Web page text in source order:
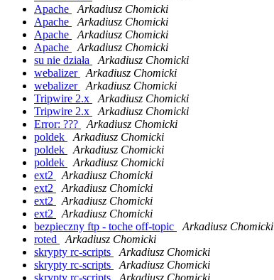
Apache
Arkadiusz Chomicki
Apache
Arkadiusz Chomicki
Apache
Arkadiusz Chomicki
Apache
Arkadiusz Chomicki
su nie działa
Arkadiusz Chomicki
webalizer
Arkadiusz Chomicki
webalizer
Arkadiusz Chomicki
Tripwire 2.x
Arkadiusz Chomicki
Tripwire 2.x
Arkadiusz Chomicki
Error: ???
Arkadiusz Chomicki
poldek
Arkadiusz Chomicki
poldek
Arkadiusz Chomicki
poldek
Arkadiusz Chomicki
ext2
Arkadiusz Chomicki
ext2
Arkadiusz Chomicki
ext2
Arkadiusz Chomicki
ext2
Arkadiusz Chomicki
bezpieczny ftp - toche off-topic
Arkadiusz Chomicki
roted
Arkadiusz Chomicki
skrypty rc-scripts
Arkadiusz Chomicki
skrypty rc-scripts
Arkadiusz Chomicki